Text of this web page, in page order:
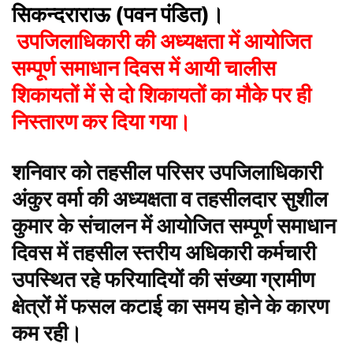
सिकन्दराराऊ (पवन पंडित)।
उपजिलाधिकारी की अध्यक्षतामेंआयोजित
सम्पूर्ण समाधान दिवस में आयी चालीस
शिकायतों में से दो शिकायतों का मौके पर ही
निस्तारण कर दिया गया।
शनिवार को तहसील परिसर उपजिलाधिकारी
अंकुर वर्मा की अध्यक्षता व तहसीलदार सुशील
कुमार के संचालन में आयोजित सम्पूर्ण समाधान
दिवस में तहसील स्तरीय अधिकारी कर्मचारी
उपस्थित रहे फरियादियों की संख्या ग्रामीण
क्षेत्रों में फसल कटाई का समय होने के कारण
कम रही।